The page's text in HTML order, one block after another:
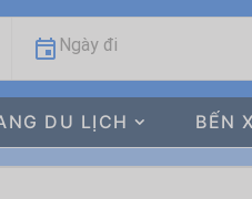
Ngày đi
DU LỊCH BẾN